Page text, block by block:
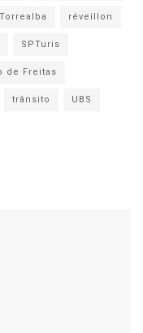
réveillon
SPTuris
de Freitas
trânsito UBS